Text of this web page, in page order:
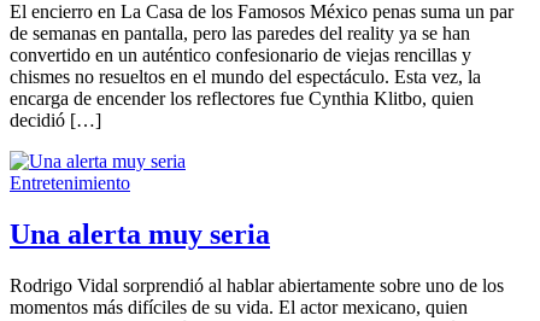
El encierro en La Casa de los Famosos México penas suma un par
de semanas en pantalla, pero las paredes del reality ya se han
convertido en un auténtico confesionario de viejas rencillas y
chismes no resueltos en el mundo del espectáculo. Esta vez, la
encarga de encender los reflectores fue Cynthia Klitbo, quien
decidió […]
Entretenimiento
Una alerta muy seria
Rodrigo Vidal sorprendió al hablar abiertamente sobre uno de los
momentos más difíciles de su vida. El actor mexicano, quien